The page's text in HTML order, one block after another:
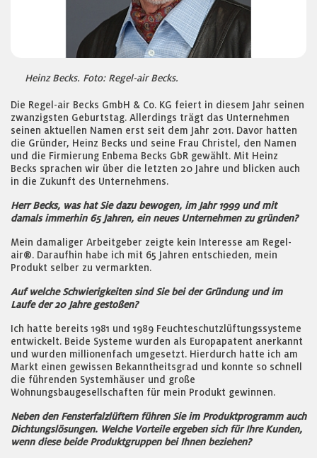
Heinz Becks. Foto: Regel-air Becks.
Die Regel-air Becks GmbH & Co. KG feiert in diesem Jahr seinen
zwanzigsten Geburtstag. Allerdings trägt das Unternehmen
seinen aktuellen Namen erst seit dem Jahr 2011. Davor hatten
die Gründer, Heinz Becks und seine Frau Christel, den Namen
und die Firmierung Enbema Becks GbR gewählt. Mit Heinz
Becks sprachen wir über die letzten 20 Jahre und blicken auch
in die Zukunft des Unternehmens.
Herr Becks, was hat Sie dazu bewogen, im Jahr 1999 und mit
damals immerhin 65 Jahren, ein neues Unternehmen zu gründen?
Mein damaliger Arbeitgeber zeigte kein Interesse am Regel-
air®. Daraufhin habe ich mit 65 Jahren entschieden, mein
Produkt selber zu vermarkten.
Auf welche Schwierigkeiten sind Sie bei der Gründung und im
Laufe der 20 Jahre gestoßen?
Ich hatte bereits 1981 und 1989 Feuchteschutzlüftungssysteme
entwickelt. Beide Systeme wurden als Europapatent anerkannt
und wurden millionenfach umgesetzt. Hierdurch hatte ich am
Markt einen gewissen Bekanntheitsgrad und konnte so schnell
die führenden Systemhäuser und große
Wohnungsbaugesellschaften für mein Produkt gewinnen.
Neben den Fensterfalzlüftern führen Sie im Produktprogramm auch
Dichtungslösungen. Welche Vorteile ergeben sich für Ihre Kunden,
wenn diese beide Produktgruppen bei Ihnen beziehen?